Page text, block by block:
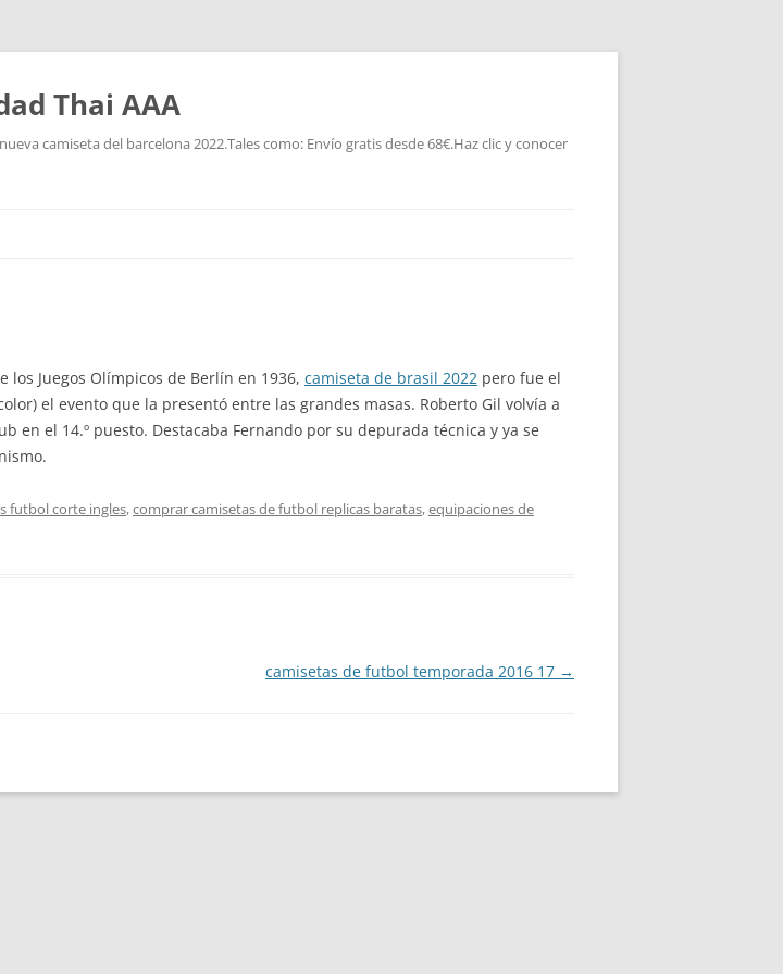
Thai AAA
camiseta del barcelona 2022.Tales como: Envío gratis desde 68€.Haz clic y conocer
Juegos Olímpicos de Berlín en 1936, camiseta de brasil 2022 pero fue el
el evento que la presentó entre las grandes masas. Roberto Gil volvía a
en el 14.º puesto. Destacaba Fernando por su depurada técnica y ya se
futbol corte ingles,comprar camisetas de futbol replicas baratas,equipaciones de
camisetas de futbol temporada 2016 17 →